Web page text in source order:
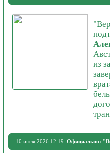
из
10 июля 2026 12:19 Официально: